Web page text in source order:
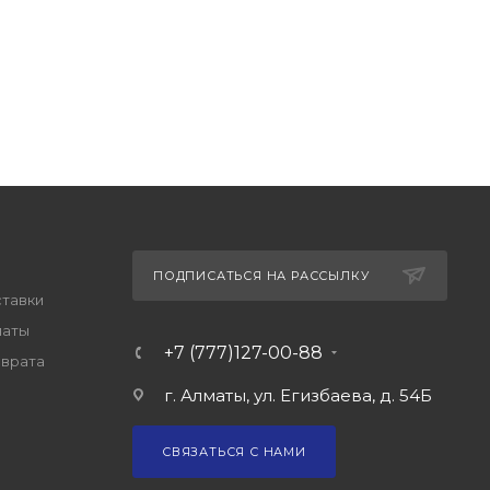
ПОДПИСАТЬСЯ НА РАССЫЛКУ
+7 (777)127-00-88
г. Алматы, ул. Егизбаева, д. 54Б
СВЯЗАТЬСЯ С НАМИ